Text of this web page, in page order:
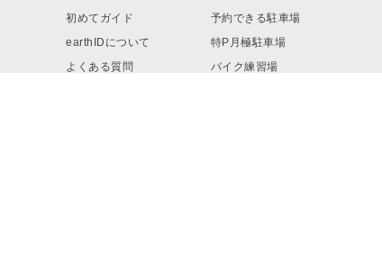
初めてガイド
earthIDについて
よくある質問
予約できる駐車場
特P月極駐車場
バイク練習場